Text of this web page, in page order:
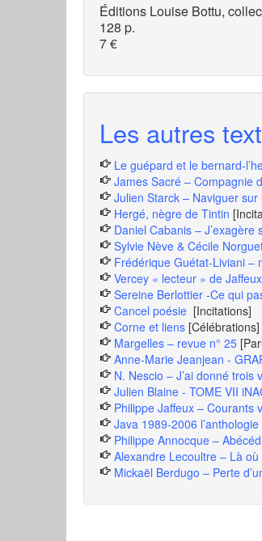
Éditions Louise Bottu,
128 p.
7€
Les autres
Le guépard et le bernard-
James Sacré – Compagnie
Julien Starck – Naviguer sur
Hergé, nègre de Tintin
Daniel Cabanis – J’exagère
Sylvie Nève & Cécile
Frédérique Guétat-Liviani –
Vercey « lecteur » de Jaffeux
Sereine Berlottier -Ce qui
Cancel poésie [Incitations]
Corne et liens [Célébrations]
Margelles – revue n° 25
Anne-Marie Jeanjean -
N. Nescio – J’ai donné trois
Julien Blaine - TOME VII
Philippe Jaffeux – Courants
Java 1989-2006 l’anthologie
Philippe Annocque –
Alexandre Lecoultre – Là où
Mickaël Berdugo – Perte